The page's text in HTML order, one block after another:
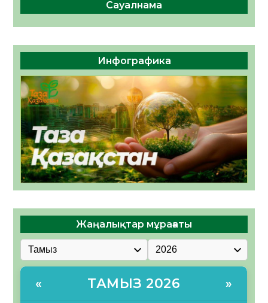
Сауалнама
Инфографика
Жаңалықтар мұрағаты
« ТАМЫЗ 2026 »